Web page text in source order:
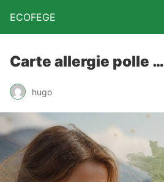
ECOFEGE
Carte allergie polle …
hugo